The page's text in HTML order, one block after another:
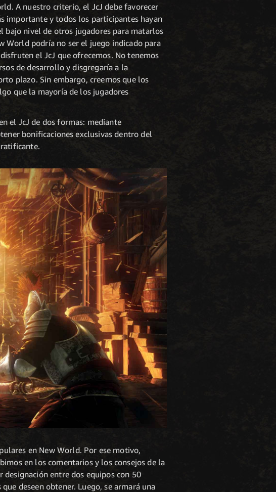
A nuestro criterio, el JcJ debe favorecer
importante y todos los participantes hayan
bajo nivel de otros jugadores para matarlos
World podría no ser el juego indicado para
el JcJ que ofrecemos. No tenemos
de desarrollo y disgregaría a la
plazo. Sin embargo, creemos que los
que la mayoría de los jugadores
el JcJ de dos formas: mediante
bonificaciones exclusivas dentro del
en New World. Por ese motivo,
en los comentarios y los consejos de la
entre dos equipos con 50
deseen obtener. Luego, se armará una